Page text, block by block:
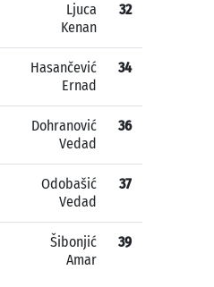
Ljuca
Kenan
32
Hasančević
Ernad
34
Dohranović
Vedad
36
Odobašić
Vedad
37
Šibonjić
Amar
39